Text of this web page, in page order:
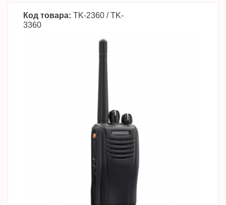
Код товара: TK-2360 / TK-
3360